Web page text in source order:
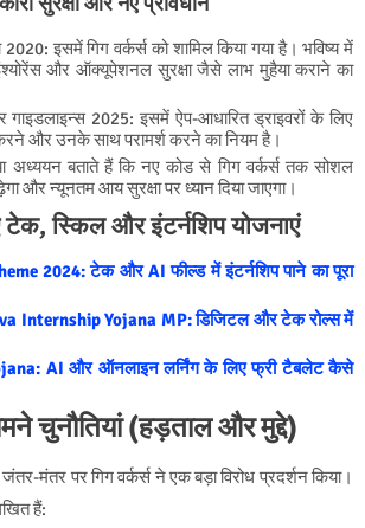
2020: इसमें गिग वर्कर्स को शामिल किया गया है। भविष्य में
और ऑक्यूपेशनल सुरक्षा जैसे लाभ मुहैया कराने का
गाइडलाइन्स 2025: इसमें ऐप-आधारित ड्राइवरों के लिए
और उनके साथ परामर्श करने का नियम है।
अध्ययन बताते हैं कि नए कोड से गिग वर्कर्स तक सोशल
और न्यूनतम आय सुरक्षा पर ध्यान दिया जाएगा।
स्किल और इंटर्नशिप योजनाएं
2024: टेक और AI फील्ड में इंटर्नशिप पाने का पूरा
Internship Yojana MP: डिजिटल और टेक रोल्स में
AI और ऑनलाइन लर्निंग के लिए फ्री टैबलेट कैसे
चुनौतियां (हड़ताल और मुद्दे)
मंतर पर गिग वर्कर्स ने एक बड़ा विरोध प्रदर्शन किया।
हैं: